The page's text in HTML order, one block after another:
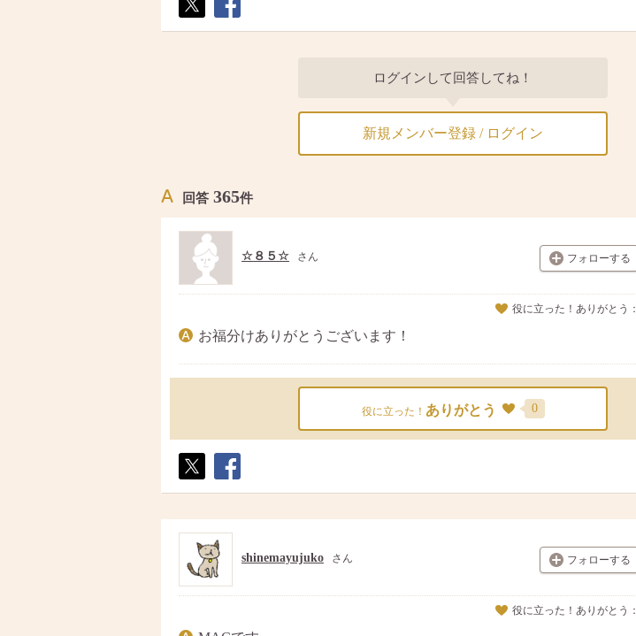
ト
ア
ログインして回答してね！
新規メンバー登録 / ログイン
回答 365件
フォローする
☆８５☆ さん
役に立った！ありがとう：
お福分けありがとうございます！
役に立った！ ありがとう 0
ト
ア
フォローする
shinemayujuko さん
役に立った！ありがとう：